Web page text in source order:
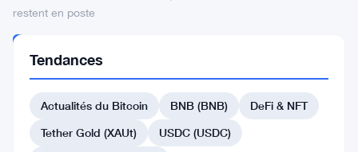
restent en poste
Kirsty
Cooper
Tendances
Actualités du Bitcoin BNB (BNB)
DeFi & NFT
Tether Gold (XAUt)
USDC (USDC)